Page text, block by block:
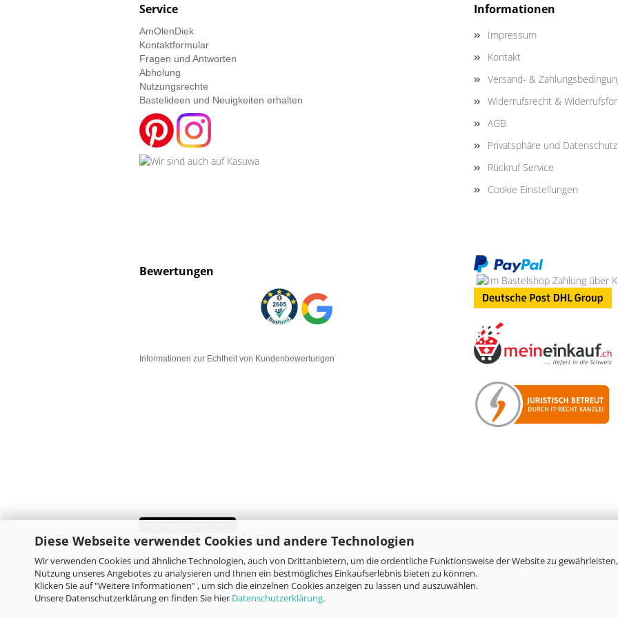
Diese Webseite verwendet Cookies und andere Technologien
Wir verwenden Cookies und ähnliche Technologien, auch von Drittanbietern, um die ordentliche Funktionsweise der Website zu
Nutzung unseres Angebotes zu analysieren und Ihnen ein bestmögliches Einkaufserlebnis bieten zu können.
Klicken Sie auf "Weitere Informationen" , um sich die einzelnen Cookies anzeigen zu lassen und auszuwählen.
Unsere Datenschutzerklärung en finden Sie hier Datenschutzerklärung.
Service
AmOlenDiek
Kontaktformular
Fragen und Antworten
Abholung
Nutzungsrechte
Bastelideen und Neuigkeiten erhalten
Informationen
Impressum
Kontakt
Versand- &
Widerrufsrecht &
AGB
Privatsphäre und Datenschutz
Rückruf Service
Cookie Einstellungen
Bewertungen
Informationen zur Echtheit von Kundenbewertungen
Online-Shopby Gambio.de © 2026